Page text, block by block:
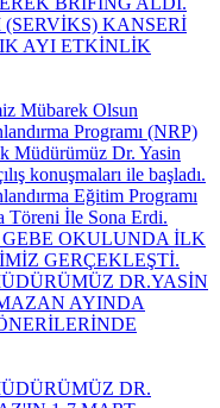
KANSERİ
AYI ETKİNLİK
Mübarek Olsun
Programı (NRP)
Müdürümüz Dr. Yasin
konuşmaları ile başladı.
Eğitim Programı
Töreni İle Sona Erdi.
OKULUNDA İLK
GERÇEKLEŞTİ.
DR.YASİN
AYINDA
DR.